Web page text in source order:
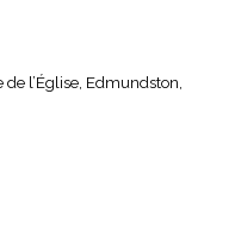
l’Église, Edmundston,